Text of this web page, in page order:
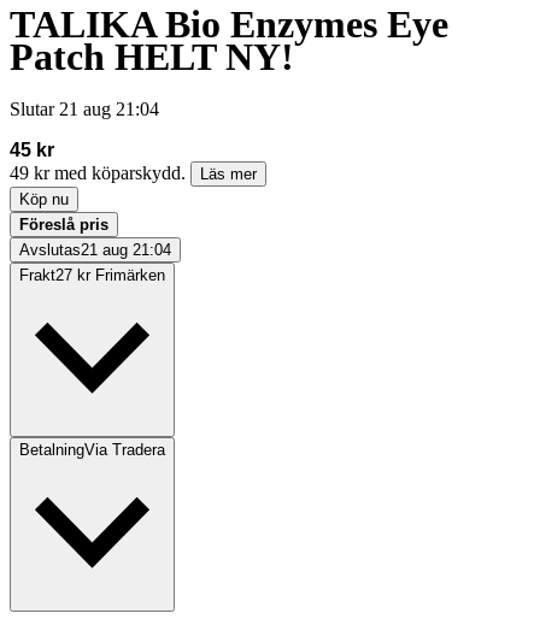
TALIKA Bio Enzymes Eye
Patch HELT NY!
Slutar 21 aug 21:04
45 kr
49 kr med köparskydd.
Läs mer
Köp nu
Föreslå pris
Avslutas21 aug 21:04
Frakt27 kr Frimärken
BetalningVia Tradera